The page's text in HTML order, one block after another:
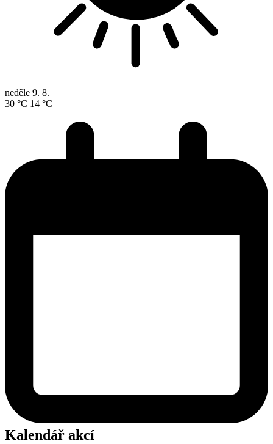
neděle 9. 8.
30 °C 14 °C
Kalendář akcí